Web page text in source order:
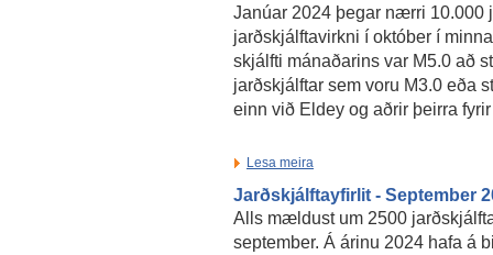
Janúar 2024 þegar nærri
jarðskjálftavirkni í október í
skjálfti mánaðarins var M5.0 að
jarðskjálftar sem voru M3.0 eða
einn við Eldey og aðrir þeirra
Lesa meira
Jarðskjálftayfirlit - September
Alls mældust um 2500
september. Á árinu 2024 hafa á